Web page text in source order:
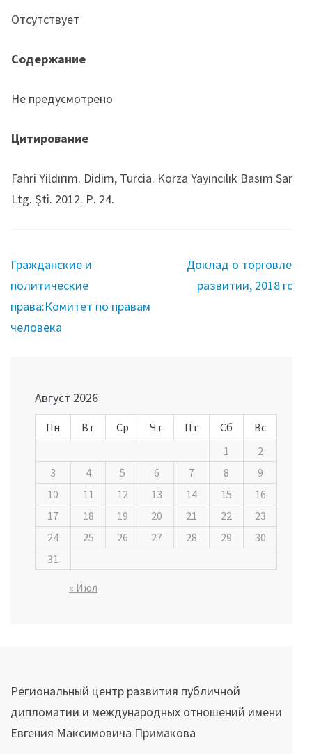
Отсутствует
Содержание
Не предусмотрено
Цитирование
Fahri Yildırım. Didim, Turcia. Korza Yayıncılık Basım San.
Ltg. Şti. 2012. Р. 24.
Навигация
по
записям
Гражданские и
политические
права:Комитет по правам
человека
Доклад о торговле и
развитии, 2018 год
Август 2026
Пн Вт Ср Чт Пт Сб
Вс
1
2
3
4 5 6 7 8
9
10
11 12 13 14 15
16
17
18 19 20 21 22
23
24
25 26 27 28 29
30
31
« Июл
Региональный центр развития публичной
дипломатии и международных отношений имени
Евгения Максимовича Примакова